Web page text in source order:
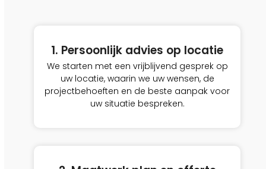
1. Persoonlijk advies op locatie
We starten met een vrijblijvend gesprek op
uw locatie, waarin we uw wensen, de
projectbehoeften en de beste aanpak voor
uw situatie bespreken.